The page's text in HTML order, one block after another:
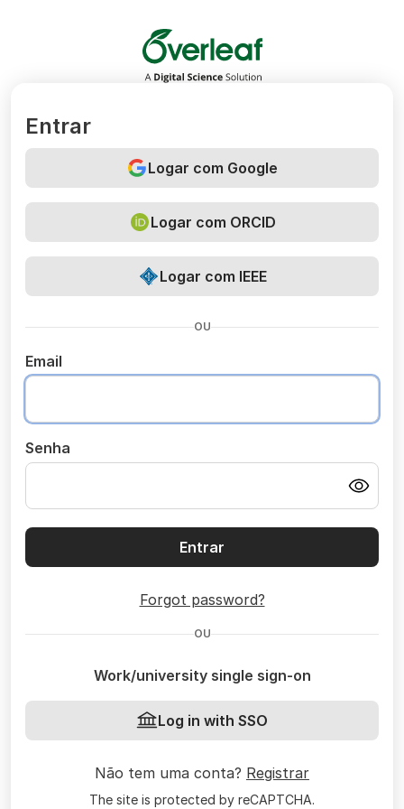
Overleaf
Entrar
Logar com Google
Logar com ORCID
Logar com IEEE
OU
Email
Senha
Entrar
Forgot password?
OU
Work/university single sign-on
Log in with SSO
Não tem uma conta? Registrar
The site is protected by reCAPTCHA.